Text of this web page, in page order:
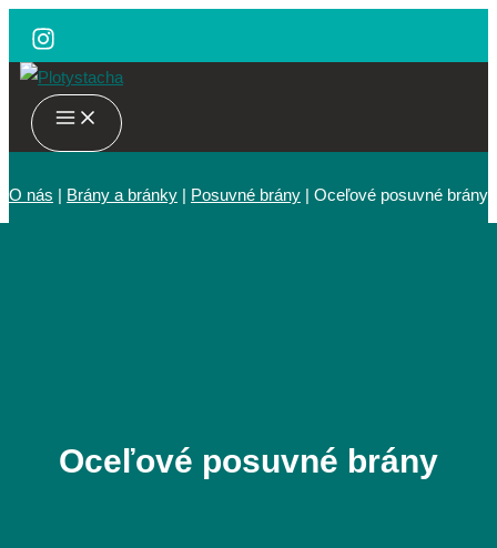
obsah
MAIN
MENU
O nás | Brány a bránky | Posuvné brány | Oceľové posuvné brány
Oceľové posuvné brány